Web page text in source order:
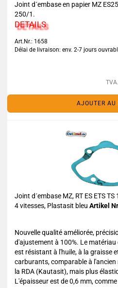
Joint d´embase en papier MZ
250/1.
DETAILS
Art.Nr.: 1658
Délai de livraison: env. 2-7 jours
AJOUTER AU
Joint d´embase MZ, RT ES ETS
4 vitesses, Plastasit bleu Artikel
Nouvelle qualité améliorée,
d'ajustement à 100%. Le
est résistant à l'huile, à la graisse
carburants, comparable à l'ancien
la RDA (Kautasit), mais plus
L'épaisseur est de 0,6 mm,